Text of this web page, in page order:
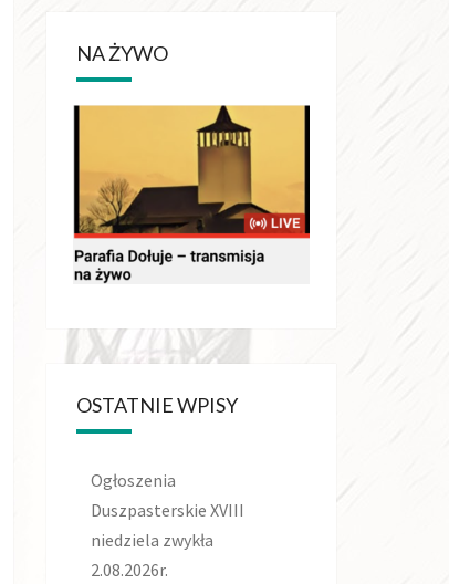
NA ŻYWO
OSTATNIE WPISY
Ogłoszenia
Duszpasterskie XVIII
niedziela zwykła
2.08.2026r.